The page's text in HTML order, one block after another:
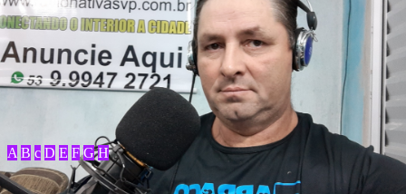
A B c D E F G H